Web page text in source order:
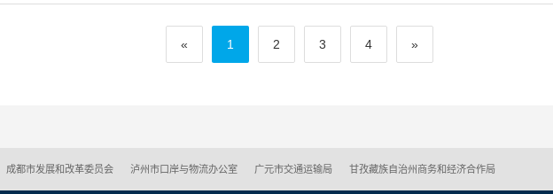
« 1 2 3 4 »
成都市发展和改革委员会 泸州市口岸与物流办公室 广元市交通运输局 甘孜藏族自治州商务和经济合作局